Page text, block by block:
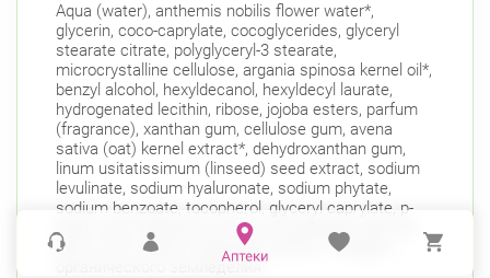
Aqua (water), anthemis nobilis flower water*,
glycerin, coco-caprylate, cocoglycerides, glyceryl
stearate citrate, polyglyceryl-3 stearate,
microcrystalline cellulose, argania spinosa kernel oil*,
benzyl alcohol, hexyldecanol, hexyldecyl laurate,
hydrogenated lecithin, ribose, jojoba esters, parfum
(fragrance), xanthan gum, cellulose gum, avena
sativa (oat) kernel extract*, dehydroxanthan gum,
linum usitatissimum (linseed) seed extract, sodium
levulinate, sodium hyaluronate, sodium phytate,
sodium benzoate, tocopherol, glyceryl caprylate, p-
anisic acid, helianthus annuus (sunflower) seed oil,
lactic acid, sodium hydroxide, alcohol. *Продукт
органического земледелия